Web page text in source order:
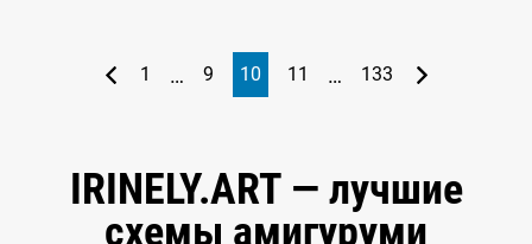
1 … 9 10 11 … 133
IRINELY.ART — лучшие
схемы амигуруми